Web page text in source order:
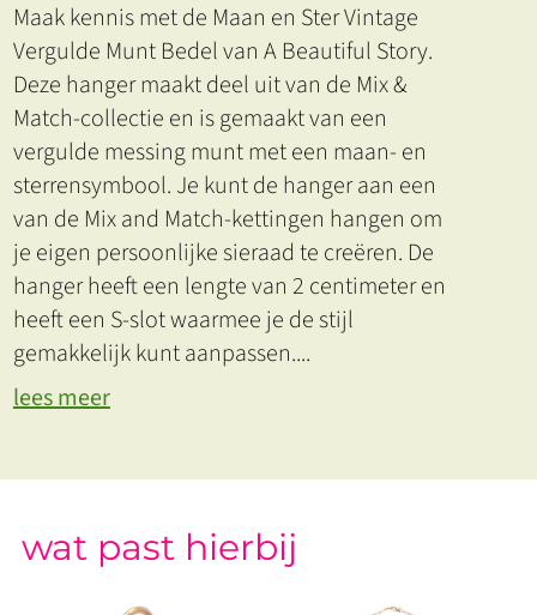
Maak kennis met de Maan en Ster Vintage
Vergulde Munt Bedel van A Beautiful Story.
Deze hanger maakt deel uit van de Mix &
Match-collectie en is gemaakt van een
vergulde messing munt met een maan- en
sterrensymbool. Je kunt de hanger aan een
van de Mix and Match-kettingen hangen om
je eigen persoonlijke sieraad te creëren. De
hanger heeft een lengte van 2 centimeter en
heeft een S-slot waarmee je de stijl
gemakkelijk kunt aanpassen....
lees meer
wat past hierbij